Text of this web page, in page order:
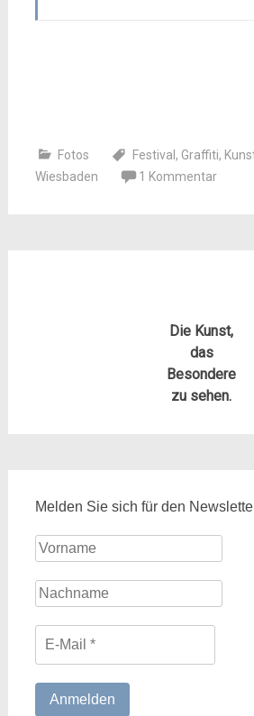
Fotos Festival , Graffiti,
Wiesbaden
1 Kommentar
Die Kunst,
das
Besondere
zu sehen.
Melden Sie sich für den